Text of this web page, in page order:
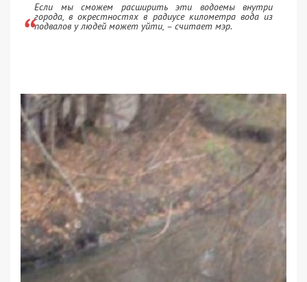
Если мы сможем расширить эти водоемы внутри
города, в окрестностях в радиусе километра вода из
подвалов у людей может уйти, – считает мэр.